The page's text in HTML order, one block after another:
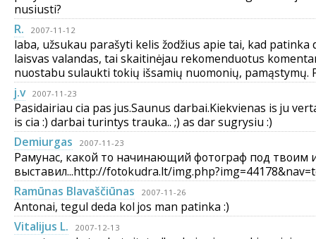
nusiusti?
R.
2007-11-12
laba, užsukau parašyti kelis žodžius apie tai, kad
laisvas valandas, tai skaitinėjau rekomenduotus
nuostabu sulaukti tokių išsamių nuomonių, pamąstymų.
j.v
2007-11-23
Pasidairiau cia pas jus.Saunus darbai.Kiekvienas is ju
is cia :) darbai turintys trauka.. ;) as dar sugrysiu :)
Demiurgas
2007-11-23
Рамунас, какой то начинающий фотограф под твоим
выставил...http://fotokudra.lt/
Ramūnas Blavaščiūnas
2007-11-26
Antonai, tegul deda kol jos man patinka :)
Vitalijus L.
2007-12-13